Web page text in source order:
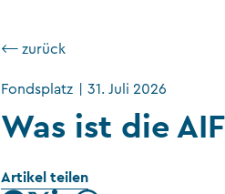
Stiftungswesen
⟵ zurück
Fondsplatz 31. Juli 2026
Was ist die
Artikel teilen